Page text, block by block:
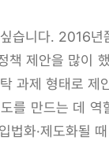
습니다. 2016
제안을 많이
과제 형태로 제
를 만드는 데 역
화·제도화될